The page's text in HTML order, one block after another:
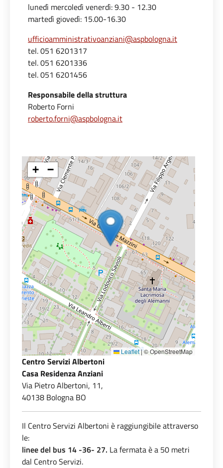
lunedì mercoledì venerdì: 9.30 - 12.30
martedì giovedì: 15.00-16.30
ufficioamministrativoanziani@aspbologna.it
tel. 051 6201317
tel. 051 6201336
tel. 051 6201456
Responsabile della struttura
Roberto Forni
roberto.forni@aspbologna.it
+ −
Leaflet|© OpenStreetMap
Centro Servizi Albertoni
Casa Residenza Anziani
Via Pietro Albertoni, 11,
40138 Bologna BO
Il Centro Servizi Albertoni è raggiungibile attraverso
le:
linee del bus 14 -36- 27. La fermata è a 50 metri
dal Centro Servizi.